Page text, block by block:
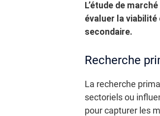
L’étude de
évaluer la viabilité
secondaire.
Recherche
La recherche
sectoriels ou
pour capturer les